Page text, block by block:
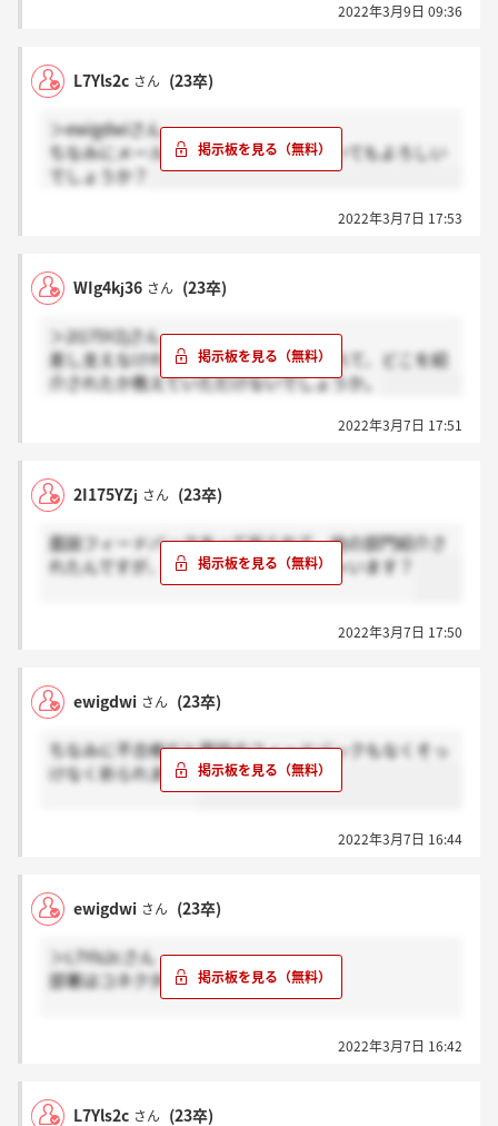
2022年3月9日 09:36
L7Yls2c さん (23卒)
＞ewigdwiさん
ちなみにメールか電話か教えていただいてもよろしい
でしょうか？
2022年3月7日 17:53
WIg4kj36 さん (23卒)
＞2I175YZjさん
差し支えなければ、どの部門を受けられて、どこを紹
介されたか教えていただけないでしょうか。
2022年3月7日 17:51
2I175YZj さん (23卒)
面談フィードバックあって祈られて、他の部門紹介さ
れたんですが、同じ境遇の方いらっしゃいます？
2022年3月7日 17:50
ewigdwi さん (23卒)
ちなみに不合格だと面談のフィードバックもなくそっ
けなく祈られます。
2022年3月7日 16:44
ewigdwi さん (23卒)
＞L7Yls2cさん
部署はコネクタ部門です
やはりここにある書き込み通り受かってると早めに連
ですね。
2022年3月7日 16:42
L7Yls2c さん (23卒)